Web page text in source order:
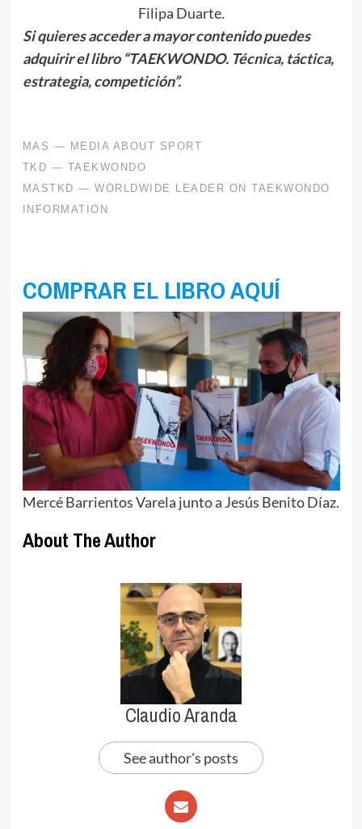
Filipa Duarte.
Si quieres acceder a mayor contenido puedes
adquirir el libro “TAEKWONDO. Técnica, táctica,
estrategia, competición”.
COMPRAR EL LIBRO AQUÍ
Mercé Barrientos Varela junto a Jesús Benito Díaz.
About The Author
Claudio Aranda
See author's posts